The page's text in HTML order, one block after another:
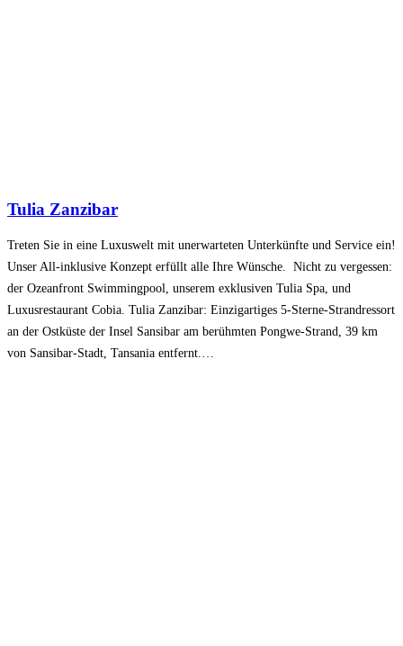
Tulia Zanzibar
Treten Sie in eine Luxuswelt mit unerwarteten Unterkünfte und Service ein!
Unser All-inklusive Konzept erfüllt alle Ihre Wünsche. Nicht zu vergessen:
der Ozeanfront Swimmingpool, unserem exklusiven Tulia Spa, und
Luxusrestaurant Cobia. Tulia Zanzibar: Einzigartiges 5-Sterne-Strandressort
an der Ostküste der Insel Sansibar am berühmten Pongwe-Strand, 39 km
von Sansibar-Stadt, Tansania entfernt.…